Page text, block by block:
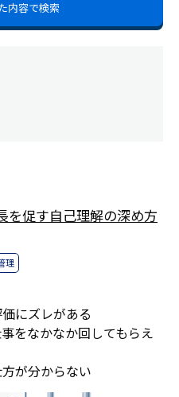
内容で検索
を促す自己理解の深め方
理
にズレがある
をなかなか回してもらえ
が分からない